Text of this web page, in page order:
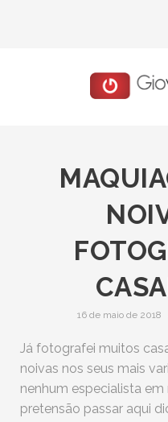
16 de maio de 2018
Já fotografei muitos
noivas nos seus mais
nenhum especialista
pretensão passar aqui